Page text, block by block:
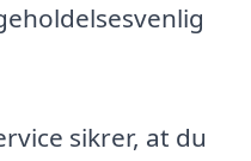
sikrer, at du